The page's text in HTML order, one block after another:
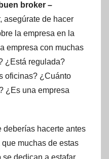
broker –
asegúrate de hacer
la empresa en la
empresa con muchas
¿Está regulada?
oficinas? ¿Cuánto
¿Es una empresa
deberías hacerte antes
muchas de estas
dedican a estafar,